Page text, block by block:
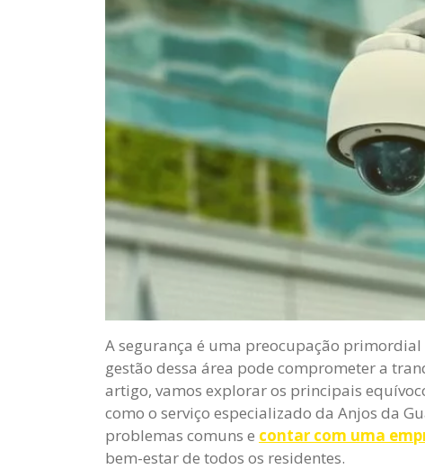
A segurança é uma preocupação
gestão dessa área pode comprometer a
artigo, vamos explorar os principais
como o serviço especializado da Anjos da
problemas comuns e contar com uma
bem-estar de todos os residentes.